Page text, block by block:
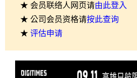
★ 会员联络人网页请由此登入
★ 公司会员资格请按此查询
★ 评估申请